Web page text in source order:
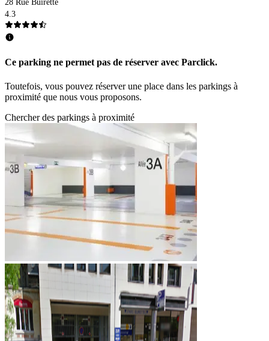
28 Rue Buirette
4.3
Ce parking ne permet pas de réserver avec Parclick.
Toutefois, vous pouvez réserver une place dans les parkings à
proximité que nous vous proposons.
Chercher des parkings à proximité